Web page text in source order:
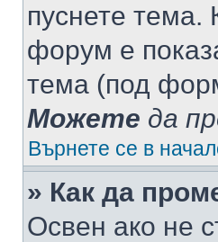
пуснете тема.
форум е
тема (под
Можете да
Върнете се в
» Как да
Освен ако не